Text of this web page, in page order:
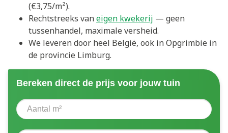
(€3,75/m²).
Rechtstreeks vaneigen kwekerij — geen
tussenhandel, maximale versheid.
We leveren door heel België, ook in Opgrimbie in
de provincie Limburg.
Bereken direct de prijs voor jouw tuin